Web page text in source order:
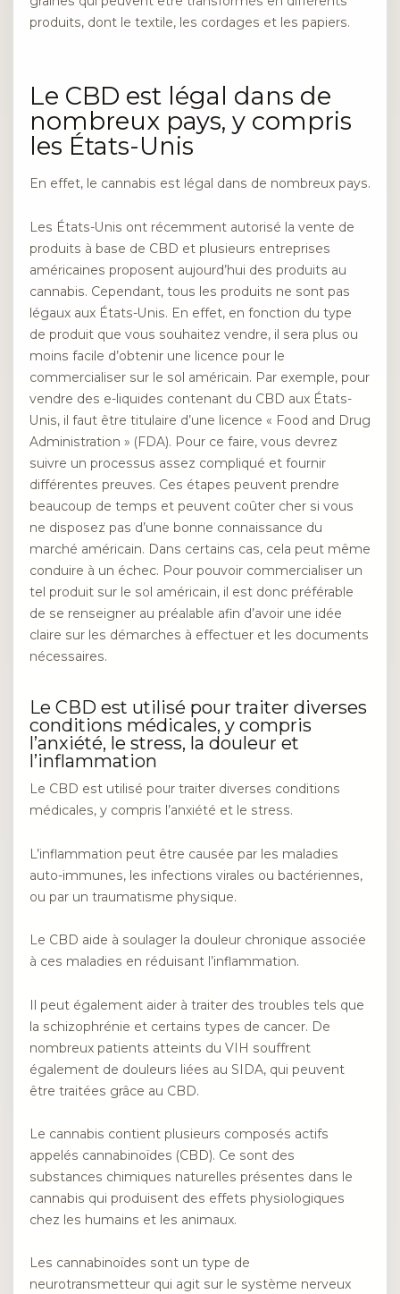
produits, dont le textile, les cordages et les papiers.
Le CBD est légal dans de
nombreux pays, y compris
les États-Unis
En effet, le cannabis est légal dans de nombreux pays.
Les États-Unis ont récemment autorisé la vente de
produits à base de CBD et plusieurs entreprises
américaines proposent aujourd’hui des produits au
cannabis. Cependant, tous les produits ne sont pas
légaux aux États-Unis. En effet, en fonction du type
de produit que vous souhaitez vendre, il sera plus ou
moins facile d’obtenir une licence pour le
commercialiser sur le sol américain. Par exemple, pour
vendre des e-liquides contenant du CBD aux États-
Unis, il faut être titulaire d’une licence « Food and Drug
Administration » (FDA). Pour ce faire, vous devrez
suivre un processus assez compliqué et fournir
différentes preuves. Ces étapes peuvent prendre
beaucoup de temps et peuvent coûter cher si vous
ne disposez pas d’une bonne connaissance du
marché américain. Dans certains cas, cela peut même
conduire à un échec. Pour pouvoir commercialiser un
tel produit sur le sol américain, il est donc préférable
de se renseigner au préalable afin d’avoir une idée
claire sur les démarches à effectuer et les documents
nécessaires.
Le CBD est utilisé pour traiter diverses
conditions médicales, y compris
l’anxiété, le stress, la douleur et
l’inflammation
Le CBD est utilisé pour traiter diverses conditions
médicales, y compris l’anxiété et le stress.
L’inflammation peut être causée par les maladies
auto-immunes, les infections virales ou bactériennes,
ou par un traumatisme physique.
Le CBD aide à soulager la douleur chronique associée
à ces maladies en réduisant l’inflammation.
Il peut également aider à traiter des troubles tels que
la schizophrénie et certains types de cancer. De
nombreux patients atteints du VIH souffrent
également de douleurs liées au SIDA, qui peuvent
être traitées grâce au CBD.
Le cannabis contient plusieurs composés actifs
appelés cannabinoïdes (CBD). Ce sont des
substances chimiques naturelles présentes dans le
cannabis qui produisent des effets physiologiques
chez les humains et les animaux.
Les cannabinoïdes sont un type de
neurotransmetteur qui agit sur le système nerveux